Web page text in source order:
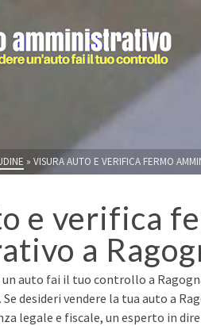
» VISURA AUTO E VERIFICA FERMO
e verifica
a
auto fai il tuo controllo a
desideri vendere la tua auto a
legale e fiscale, un esperto in